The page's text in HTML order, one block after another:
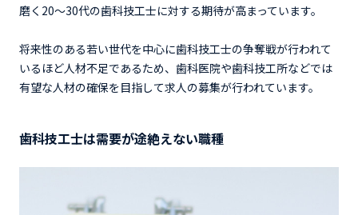
磨く20～30代の歯科技工士に対する期待が高まっています。
将来性のある若い世代を中心に歯科技工士の争奪戦が行われて
いるほど人材不足であるため、歯科医院や歯科技工所などでは
有望な人材の確保を目指して求人の募集が行われています。
歯科技工士は需要が途絶えない職種